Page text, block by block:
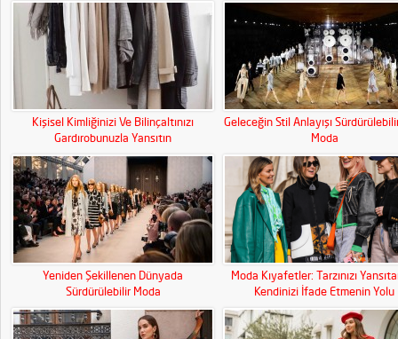
Kişisel Kimliğinizi Ve Bilinçaltınızı
Gardırobunuzla Yansıtın
Geleceğin Stil Anlayışı
Moda
Yeniden Şekillenen Dünyada
Sürdürülebilir Moda
Moda Kıyafetler: Tarzınızı
Kendinizi İfade Etmenin Yolu